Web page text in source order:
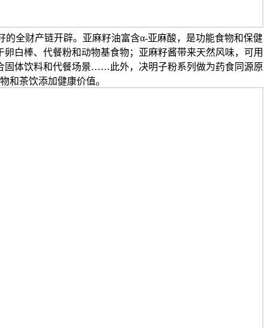
全财产链开辟。亚麻籽油富含α-亚麻酸，是功能食物和保健
白棒、代餐粉和动物基食物；亚麻籽酱带来天然风味，可用
固体饮料和代餐场景……此外，决明子粉系列做为药食同源原
和茶饮添加健康价值。